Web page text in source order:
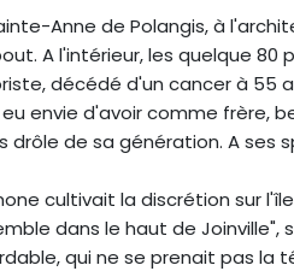
Anne de Polangis, à
A l'intérieur, les quelque 80
décédé d'un cancer à 55
envie d'avoir comme frère,
drôle de sa génération. A ses
cultivait la discrétion sur
dans le haut de Joinville",
qui ne se prenait pas la